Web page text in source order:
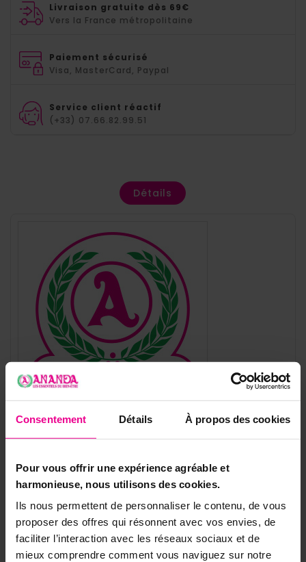
Consentement Détails À propos des cookies
Pour vous offrir une expérience agréable et
harmonieuse, nous utilisons des cookies.
Ils nous permettent de personnaliser le contenu, de vous
proposer des offres qui résonnent avec vos envies, de
faciliter l’interaction avec les réseaux sociaux et de
mieux comprendre comment vous naviguez sur notre
Livraison gratuite dès 69€
Vers la France métropolitaine
Paiement sécurisé
Visa, MasterCard, Paypal
Service client réactif
(+33) 07.66.82.99.51
Détails
Fiche technique
Couleur Argent